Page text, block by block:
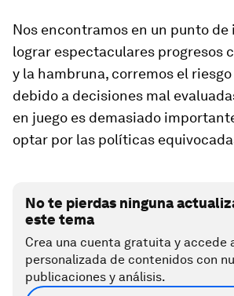
Nos encontramos en un punto de
lograr espectaculares progresos
y la hambruna, corremos el
debido a decisiones mal
en juego es demasiado
optar por las políticas
No te pierdas ninguna
este tema
Crea una cuenta gratuita y accede
personalizada de contenidos con
publicaciones y análisis.